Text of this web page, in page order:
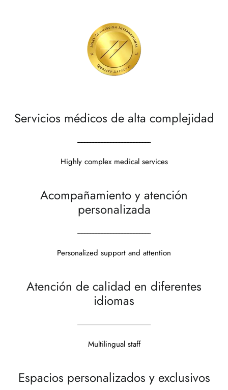
Servicios médicos de alta complejidad
------------------------------------------------
Highly complex medical services
Acompañamiento y atención
personalizada
------------------------------------------------
Personalized support and attention
Atención de calidad en diferentes
idiomas
------------------------------------------------
Multilingual staff
Espacios personalizados y exclusivos